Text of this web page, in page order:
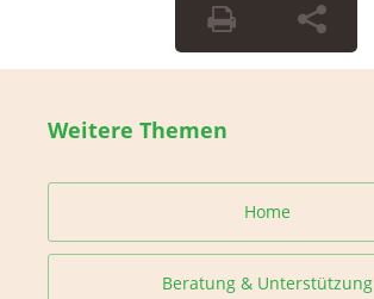
Weitere Themen
Home
Beratung & Unterstützung